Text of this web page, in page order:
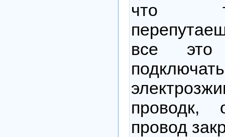
что
все это
проводк,
провод